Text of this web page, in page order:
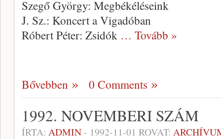
Szegő György: Megbékéléseink
J. Sz.: Koncert a Vigadóban
Róbert Péter: Zsidók … Tovább »
Bővebben 0 Comments
1992. NOVEMBERI SZÁM
ÍRTA: ADMIN- 1992-11-01 ROVAT: